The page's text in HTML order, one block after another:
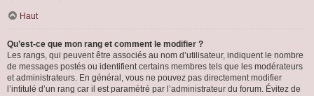
Haut
Qu’est-ce que mon rang et comment le modifier ?
Les rangs, qui peuvent être associés au nom d’utilisateur, indiquent le nombre
de messages postés ou identifient certains membres tels que les modérateurs
et administrateurs. En général, vous ne pouvez pas directement modifier
l’intitulé d’un rang car il est paramétré par l’administrateur du forum. Évitez de